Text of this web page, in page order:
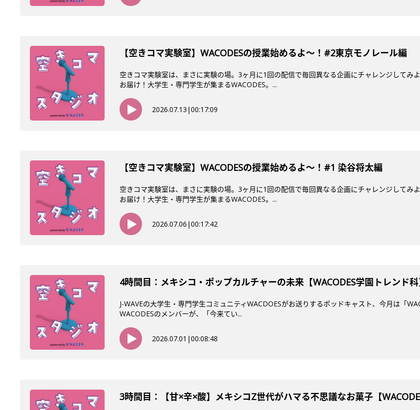
【空きコマ実験室】WACODESの授業始めるよ〜！#2東京モノレール編
空きコマ実験室は、まさに実験の場。3ヶ月に1回の配信で毎回異なる企画にチャレンジしてみ
お届け！大学生・専門学生が集まるWACODES。...
2026.07.13 |00:17:09
【空きコマ実験室】WACODESの授業始めるよ～！#1 染谷将太編
空きコマ実験室は、まさに実験の場。3ヶ月に1回の配信で毎回異なる企画にチャレンジしてみ
お届け！大学生・専門学生が集まるWACODES。...
2026.07.06 |00:17:42
4時間目：メキシコ・ポップカルチャーの未来【WACODES学園トレンド科
J-WAVEの大学生・専門学生コミュニティWACDOESがお送りするポッドキャスト、今月は「
WACODESのメンバーが、「今来てい...
2026.07.01 |00:08:48
3時間目：【甘×辛×酸】メキシコZ世代がハマる不思議なお菓子【